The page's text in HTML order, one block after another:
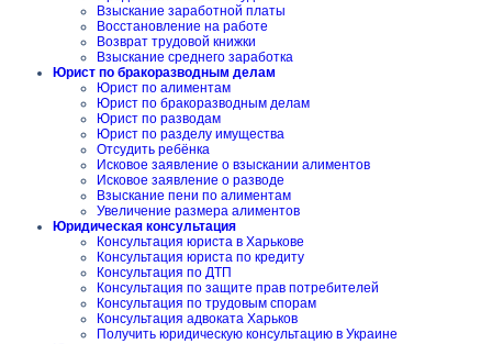
Взыскание заработной платы
Восстановление на работе
Возврат трудовой книжки
Взыскание среднего заработка
Юрист по бракоразводным делам
Юрист по алиментам
Юрист по бракоразводным делам
Юрист по разводам
Юрист по разделу имущества
Отсудить ребёнка
Исковое заявление о взыскании алиментов
Исковое заявление о разводе
Взыскание пени по алиментам
Увеличение размера алиментов
Юридическая консультация
Консультация юриста в Харькове
Консультация юриста по кредиту
Консультация по ДТП
Консультация по защите прав потребителей
Консультация по трудовым спорам
Консультация адвоката Харьков
Получить юридическую консультацию в Украине